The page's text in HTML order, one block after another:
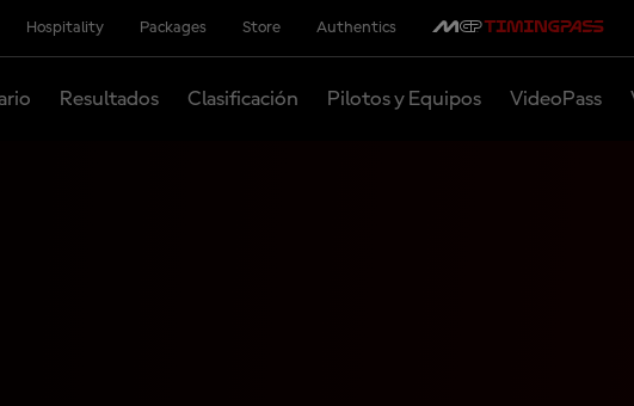
Hospitality Packages Store Authentics
Resultados Clasificación Pilotos y Equipos VideoPass